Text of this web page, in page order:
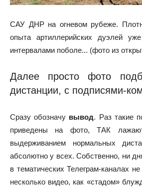
САУ ДНР на огневом рубеже.
опыта артиллерийских дуэлей
интервалами поболе... (фото из
Далее просто фото
дистанции, с подписями-
Сразу обозначу вывод. Раз такие
приведены на фото, ТАК
выдерживанием нормальных
абсолютно у всех. Собственно, ни
в тематических Телеграм-каналах
несколько видео, как «стадом»